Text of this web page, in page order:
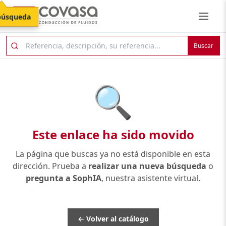
Buscar
🔍
Este enlace ha sido movido
La página que buscas ya no está disponible en esta
dirección. Prueba a realizar una nueva búsqueda o
pregunta a SophIA, nuestra asistente virtual.
← Volver al catálogo